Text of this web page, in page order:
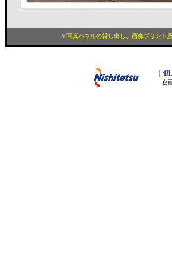
※写真パネルの貸し出し、画像プリント
個
企